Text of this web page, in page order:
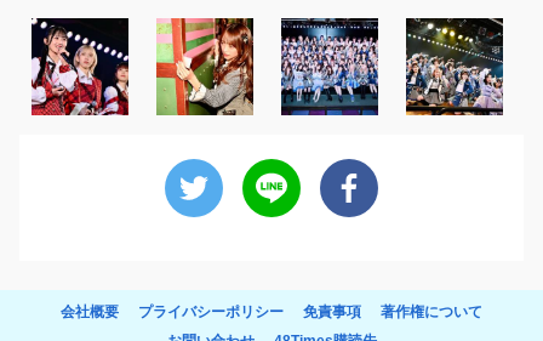
会社概要 プライバシーポリシー 免責事項
著作権について